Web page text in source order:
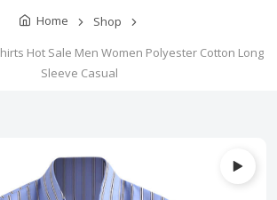
Home
Shop
Hot Sale Men Women Polyester Cotton Long
Sleeve Casual